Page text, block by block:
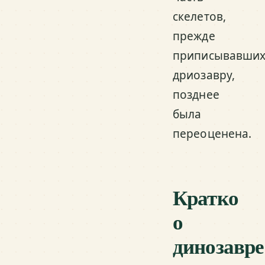
скелетов,
прежде
дриозавру,
позднее
была
переоценена.
Кратко
о
динозавре